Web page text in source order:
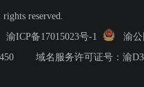
reserved.
渝ICP备17015023号-1
渝公
域名服务许可证号：渝